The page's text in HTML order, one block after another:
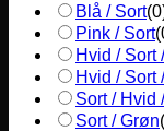
Blå / Sort(0
Pink / Sort(
Hvid / Sort
Hvid / Sort
Sort / Hvid
Sort / Grøn(